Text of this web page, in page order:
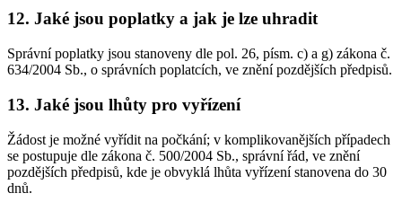
12. Jaké jsou poplatky a jak je lze uhradit
Správní poplatky jsou stanoveny dle pol. 26, písm. c) a g) zákona č.
634/2004 Sb., o správních poplatcích, ve znění pozdějších předpisů.
13. Jaké jsou lhůty pro vyřízení
Žádost je možné vyřídit na počkání; v komplikovanějších případech
se postupuje dle zákona č. 500/2004 Sb., správní řád, ve znění
pozdějších předpisů, kde je obvyklá lhůta vyřízení stanovena do 30
dnů.